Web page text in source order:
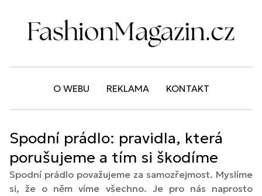
O WEBU REKLAMA KONTAKT
Spodní prádlo: pravidla, která
porušujeme a tím si škodíme
Spodní prádlo považujeme za samozřejmost. Myslíme
si, že o něm víme všechno. Je pro nás naprosto